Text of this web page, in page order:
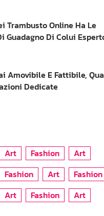
Trambusto Online Ha Le
Guadagno Di Colui
Amovibile E Fattibile,
Dedicate
Art Fashion
Art
Fashion Art
Fashion
Art Fashion Art